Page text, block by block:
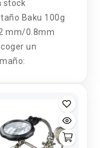
stock
Baku 100g
mm/0.8mm
un